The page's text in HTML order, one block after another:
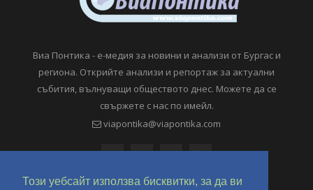
Този уебсайт използва бисквитки, за да ви
Виа Понтика - е-медия за новини и анализи от Бургас и
региона. Открийте анализи и репортаж за актуални
събития, вълнуващи обществото днес. Можете да се
свържете с нас по имейл.
viapontika@viapontika.com